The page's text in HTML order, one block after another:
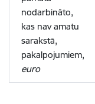
nodarbināto,
kas nav amatu
sarakstā,
pakalpojumiem,
euro